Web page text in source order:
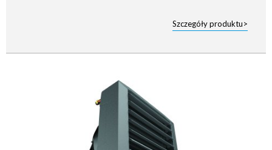
Szczegóły produktu>